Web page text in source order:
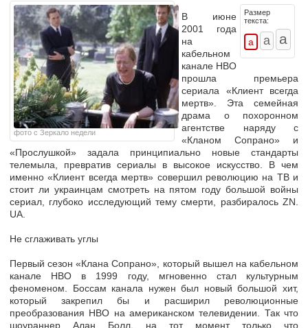
фото с Зеркало недели
Размер
текста:
В июне
2001 года
на
кабельном
канале HBO
прошла премьера
сериала «Клиент всегда
мертв». Эта семейная
драма о похоронном
агентстве наряду с
«Кланом Сопрано» и
«Прослушкой» задала принципиально новые стандарты
телемыла, превратив сериалы в высокое искусство. В чем
именно «Клиент всегда мертв» совершил революцию на ТВ и
стоит ли украинцам смотреть на пятом году большой войны
сериал, глубоко исследующий тему смерти, разбиралось ZN.
UA.
Не сглаживать углы
Первый сезон «Клана Сопрано», который вышел на кабельном
канале HBO в 1999 году, мгновенно стал культурным
феноменом. Боссам канала нужен был новый большой хит,
который закрепил бы и расширил революционные
преобразования HBO на американском телевидении. Так что
шоураннер Алан Болл, на тот момент только что